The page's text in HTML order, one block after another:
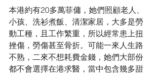
本港約有20多萬菲傭，她們照顧老人、
小孩、洗衫煮飯、清潔家居，大多是勞
動工種，且工作繁重，所以經常患上扭
挫傷，勞傷甚至骨折。可能一來人生路
不熟，二來不想耗費金錢，她們大部份
都不會選擇在港求醫，當中包含幾多甜